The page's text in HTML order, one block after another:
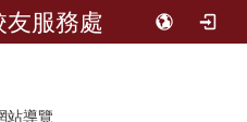
友服務處
站導覽